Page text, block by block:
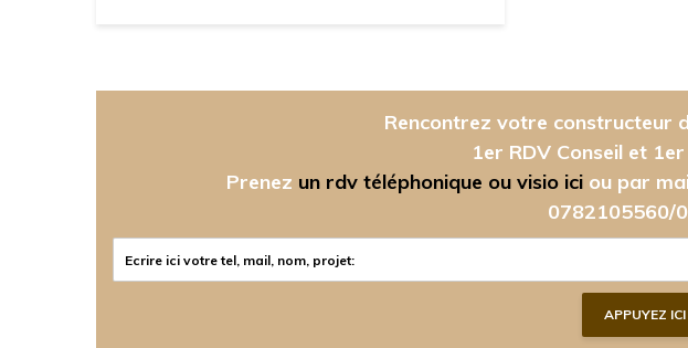
Rencontrez votre constructeur
1er RDV Conseil et
Prenez un rdv téléphonique ou visio ici ou par
0782105560/